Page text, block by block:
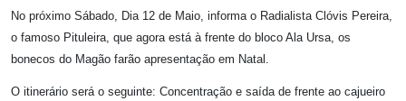
No próximo Sábado, Dia 12 de Maio, informa o Radialista Clóvis Pereira,
o famoso Pituleira, que agora está à frente do bloco Ala Ursa, os
bonecos do Magão farão apresentação em Natal.
O itinerário será o seguinte: Concentração e saída de frente ao cajueiro